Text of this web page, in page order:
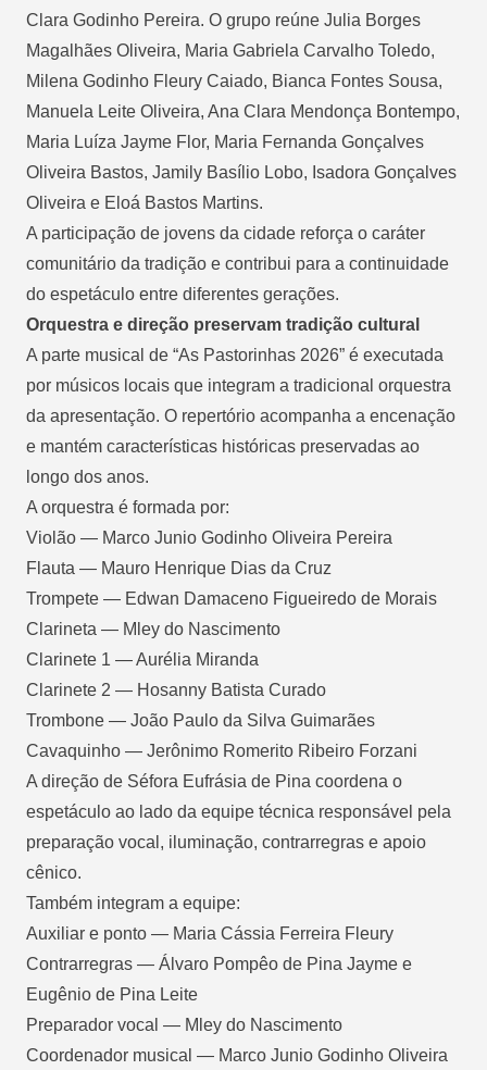
Clara Godinho Pereira. O grupo reúne Julia Borges
Magalhães Oliveira, Maria Gabriela Carvalho Toledo,
Milena Godinho Fleury Caiado, Bianca Fontes Sousa,
Manuela Leite Oliveira, Ana Clara Mendonça Bontempo,
Maria Luíza Jayme Flor, Maria Fernanda Gonçalves
Oliveira Bastos, Jamily Basílio Lobo, Isadora Gonçalves
Oliveira e Eloá Bastos Martins.
A participação de jovens da cidade reforça o caráter
comunitário da tradição e contribui para a continuidade
do espetáculo entre diferentes gerações.
Orquestra e direção preservam tradição cultural
A parte musical de “As Pastorinhas 2026” é executada
por músicos locais que integram a tradicional orquestra
da apresentação. O repertório acompanha a encenação
e mantém características históricas preservadas ao
longo dos anos.
A orquestra é formada por:
Violão — Marco Junio Godinho Oliveira Pereira
Flauta — Mauro Henrique Dias da Cruz
Trompete — Edwan Damaceno Figueiredo de Morais
Clarineta — Mley do Nascimento
Clarinete 1 — Aurélia Miranda
Clarinete 2 — Hosanny Batista Curado
Trombone — João Paulo da Silva Guimarães
Cavaquinho — Jerônimo Romerito Ribeiro Forzani
A direção de Séfora Eufrásia de Pina coordena o
espetáculo ao lado da equipe técnica responsável pela
preparação vocal, iluminação, contrarregras e apoio
cênico.
Também integram a equipe:
Auxiliar e ponto — Maria Cássia Ferreira Fleury
Contrarregras — Álvaro Pompêo de Pina Jayme e
Eugênio de Pina Leite
Preparador vocal — Mley do Nascimento
Coordenador musical — Marco Junio Godinho Oliveira